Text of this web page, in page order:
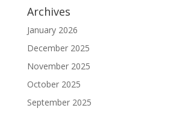
Archives
January 2026
December 2025
November 2025
October 2025
September 2025